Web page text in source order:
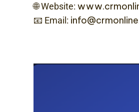
🌐 Website:
📧 Email: